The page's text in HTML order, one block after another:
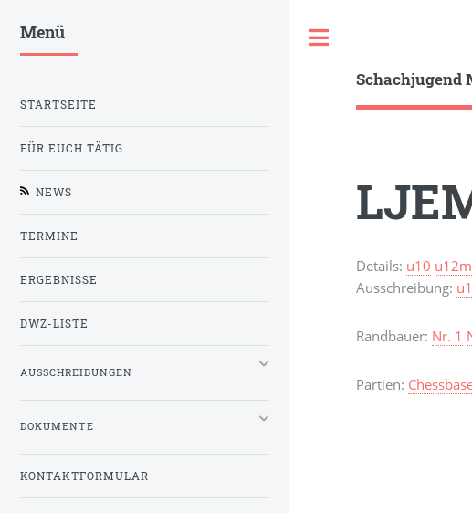
Schachjugend
Details: u10 u12m
Ausschreibung:
Randbauer: Nr. 1
Partien:
Menü
STARTSEITE
FÜR EUCH TÄTIG
NEWS
TERMINE
ERGEBNISSE
DWZ-LISTE
AUSSCHREIBUNGEN
DOKUMENTE
KONTAKTFORMULAR